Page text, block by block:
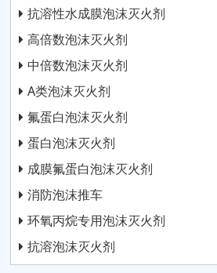
抗溶性水成膜泡沫灭火剂
高倍数泡沫灭火剂
中倍数泡沫灭火剂
A类泡沫灭火剂
氟蛋白泡沫灭火剂
蛋白泡沫灭火剂
成膜氟蛋白泡沫灭火剂
消防泡沫推车
环氧丙烷专用泡沫灭火剂
抗溶泡沫灭火剂